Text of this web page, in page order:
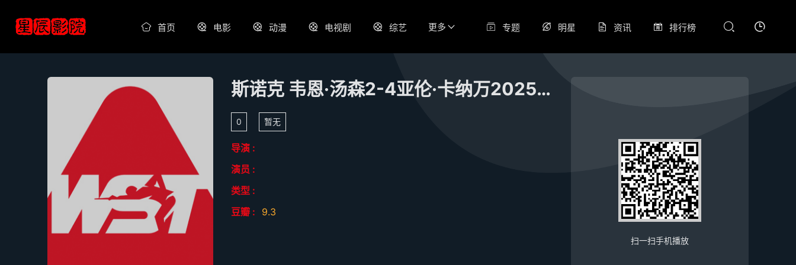
首页 电影 动漫 电视剧 综艺 更多 专题 明星 资讯 排行榜
斯诺克 韦恩·汤森2-4亚伦·卡纳万20250510
0 暂无
导演 :
演员 :
类型 :
豆瓣 :
9.3
扫一扫手机播放